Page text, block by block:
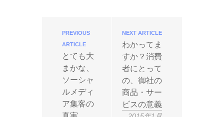
PREVIOUS
ARTICLE
とても大
まかな、
ソーシャ
ルメディ
ア集客の
NEXT ARTICLE
わかってま
すか？消費
者にとって
の、御社の
商品・サー
ビスの意義